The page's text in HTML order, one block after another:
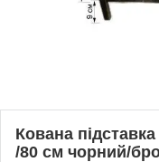
Кована
/80 см чорний/